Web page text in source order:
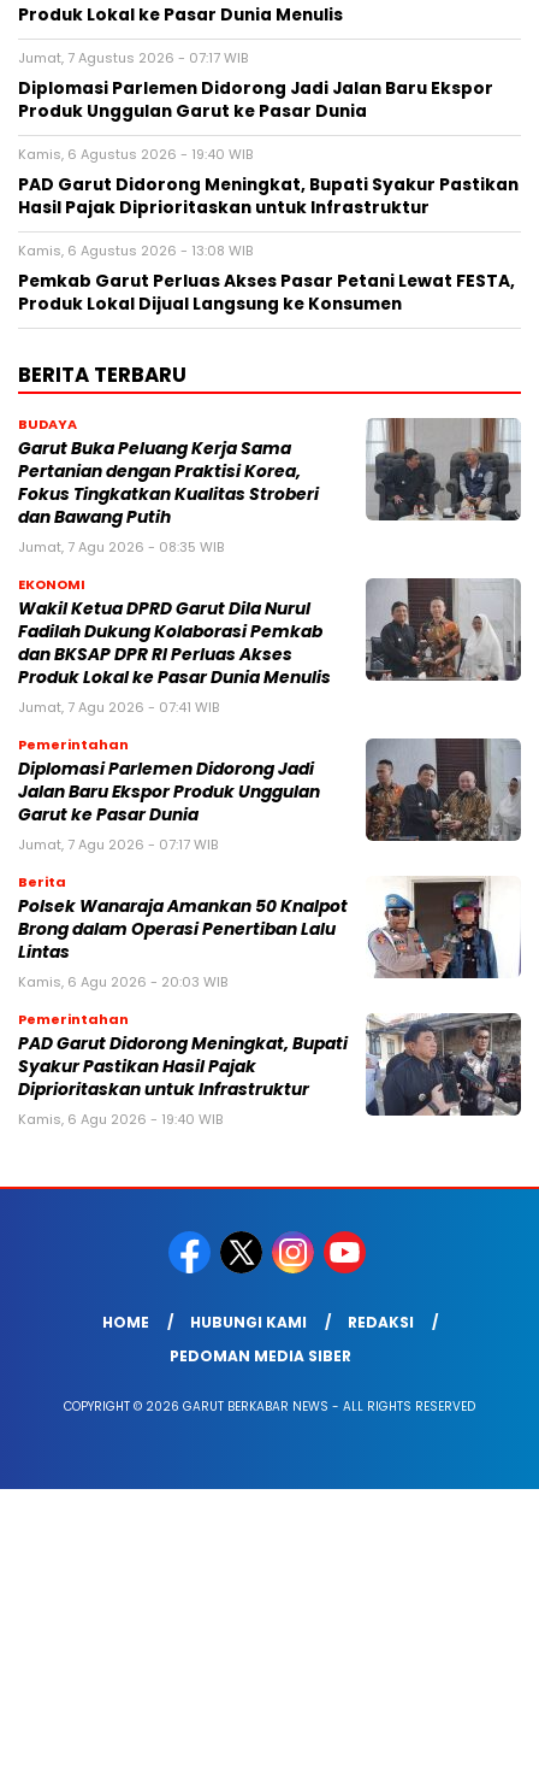
Produk Lokal ke Pasar Dunia Menulis
Jumat, 7 Agustus 2026 - 07:17 WIB
Diplomasi Parlemen Didorong Jadi Jalan Baru Ekspor
Produk Unggulan Garut ke Pasar Dunia
Kamis, 6 Agustus 2026 - 19:40 WIB
PAD Garut Didorong Meningkat, Bupati Syakur Pastikan
Hasil Pajak Diprioritaskan untuk Infrastruktur
Kamis, 6 Agustus 2026 - 13:08 WIB
Pemkab Garut Perluas Akses Pasar Petani Lewat FESTA,
Produk Lokal Dijual Langsung ke Konsumen
BERITA TERBARU
BUDAYA
Garut Buka Peluang Kerja Sama
Pertanian dengan Praktisi Korea,
Fokus Tingkatkan Kualitas Stroberi
dan Bawang Putih
Jumat, 7 Agu 2026 - 08:35 WIB
EKONOMI
Wakil Ketua DPRD Garut Dila Nurul
Fadilah Dukung Kolaborasi Pemkab
dan BKSAP DPR RI Perluas Akses
Produk Lokal ke Pasar Dunia Menulis
Jumat, 7 Agu 2026 - 07:41 WIB
Pemerintahan
Diplomasi Parlemen Didorong Jadi
Jalan Baru Ekspor Produk Unggulan
Garut ke Pasar Dunia
Jumat, 7 Agu 2026 - 07:17 WIB
Berita
Polsek Wanaraja Amankan 50 Knalpot
Brong dalam Operasi Penertiban Lalu
Lintas
Kamis, 6 Agu 2026 - 20:03 WIB
Pemerintahan
PAD Garut Didorong Meningkat, Bupati
Syakur Pastikan Hasil Pajak
Diprioritaskan untuk Infrastruktur
Kamis, 6 Agu 2026 - 19:40 WIB
HOME HUBUNGI KAMI
REDAKSI
PEDOMAN MEDIA SIBER
COPYRIGHT © 2026 GARUT BERKABAR NEWS - ALL RIGHTS RESERVED